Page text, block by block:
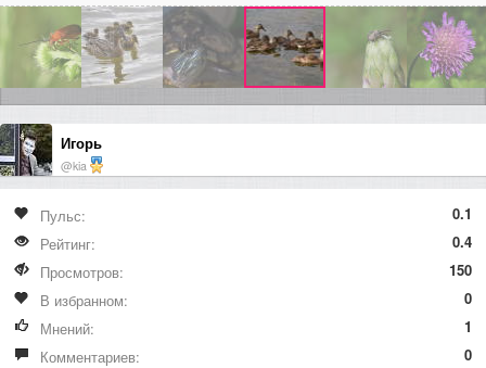
Игорь
@kia
Пульс:
0.1
Рейтинг:
0.4
Просмотров:
150
В избранном:
0
Мнений:
1
Комментариев:
0